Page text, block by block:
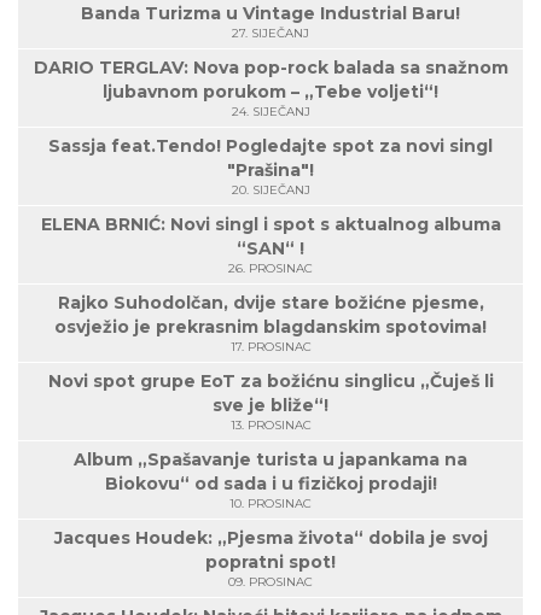
Banda Turizma u Vintage Industrial Baru!
27. SIJEČANJ
DARIO TERGLAV: Nova pop-rock balada sa snažnom
ljubavnom porukom – „Tebe voljeti“!
24. SIJEČANJ
Sassja feat.Tendo! Pogledajte spot za novi singl
"Prašina"!
20. SIJEČANJ
ELENA BRNIĆ: Novi singl i spot s aktualnog albuma
“SAN“ !
26. PROSINAC
Rajko Suhodolčan, dvije stare božićne pjesme,
osvježio je prekrasnim blagdanskim spotovima!
17. PROSINAC
Novi spot grupe EoT za božićnu singlicu „Čuješ li
sve je bliže“!
13. PROSINAC
Album „Spašavanje turista u japankama na
Biokovu“ od sada i u fizičkoj prodaji!
10. PROSINAC
Jacques Houdek: „Pjesma života“ dobila je svoj
popratni spot!
09. PROSINAC